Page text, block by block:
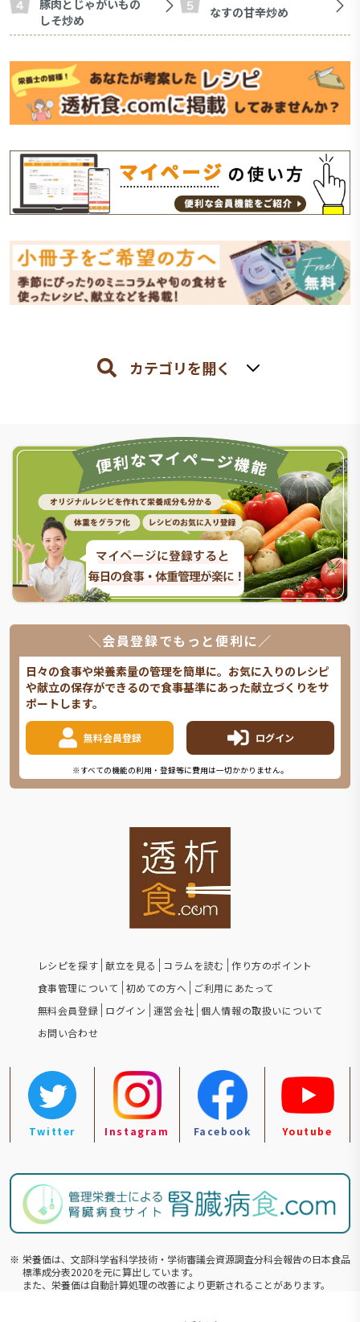
豚肉とじゃがいもの
しそ炒め
なすの甘辛炒め
カテゴリを開く
＼会員登録でもっと便利に／
日々の食事や栄養素量の管理を簡単に。お気に入りのレシピ
や献立の保存ができるので食事基準にあった献立づくりをサ
ポートします。
無料会員登録 ログイン
※すべての機能の利用・登録等に費用は一切かかりません。
レシピを探す 献立を見る コラムを読む
作り方のポイント
食事管理について
初めての方へ
ご利用にあたって
無料会員登録 ログイン 運営会社 個人情報の取扱いについて
お問い合わせ
Twitter Instagram Facebook Youtube
※ 栄養価は、文部科学省科学技術・学術審議会資源調査分科会報告の⽇本食品
標準成分表2020を元に算出しています。
また、栄養価は自動計算処理の改善により更新されることがあります。